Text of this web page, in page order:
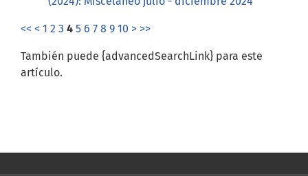
<< < 1 2 3 4 5 6 7 8 9 10 > >>
También puede {advancedSearchLink} para este
artículo.